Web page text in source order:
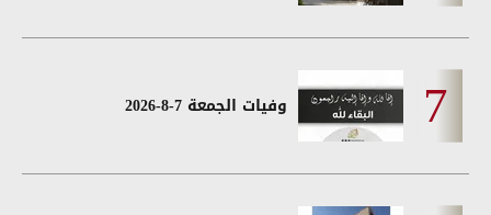
وفيات الجمعة 7-8-2026